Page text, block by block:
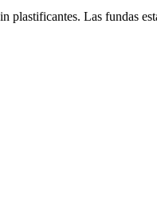
Las fundas